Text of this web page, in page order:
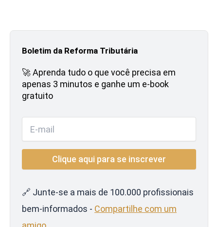
Boletim da Reforma Tributária
🚀 Aprenda tudo o que você precisa em
apenas 3 minutos e ganhe um e-book
gratuito
🔗 Junte-se a mais de 100.000 profissionais
bem-informados - Compartilhe com um